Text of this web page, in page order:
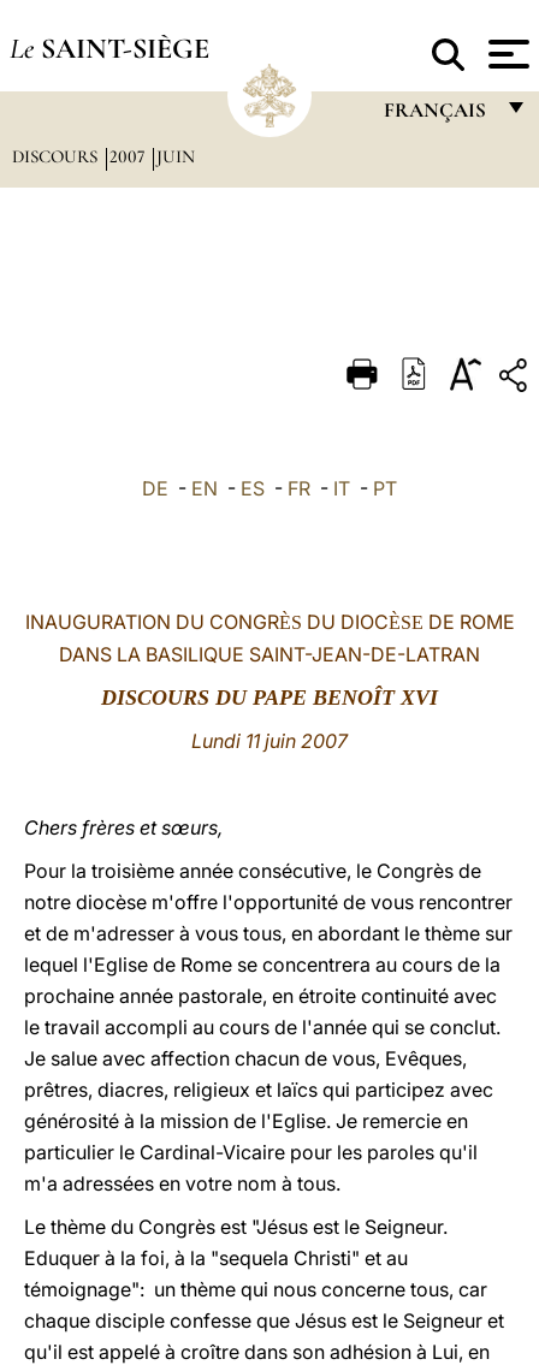
Le SAINT-SIÈGE
FRANÇAIS
DEUTSCH
العربيّة
DISCOURS 2007 JUIN
DE - EN - ES - FR - IT - PT
INAUGURATION DU CONGRÈS DU DIOCÈSE DE ROME
DANS LA BASILIQUE SAINT-JEAN-DE-LATRAN
DISCOURS DU PAPE BENOÎT XVI
Lundi 11 juin 2007
Chers frères et sœurs,
Pour la troisième année consécutive, le Congrès de
notre diocèse m'offre l'opportunité de vous rencontrer
et de m'adresser à vous tous, en abordant le thème sur
lequel l'Eglise de Rome se concentrera au cours de la
prochaine année pastorale, en étroite continuité avec
le travail accompli au cours de l'année qui se conclut.
Je salue avec affection chacun de vous, Evêques,
prêtres, diacres, religieux et laïcs qui participez avec
générosité à la mission de l'Eglise. Je remercie en
particulier le Cardinal-Vicaire pour les paroles qu'il
m'a adressées en votre nom à tous.
Le thème du Congrès est "Jésus est le Seigneur.
Eduquer à la foi, à la "sequela Christi" et au
témoignage": un thème qui nous concerne tous, car
chaque disciple confesse que Jésus est le Seigneur et
qu'il est appelé à croître dans son adhésion à Lui, en